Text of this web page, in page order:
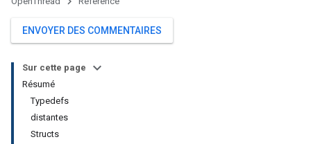
ENVOYER DES COMMENTAIRES
Sur cette page
Résumé
Typedefs
distantes
Structs